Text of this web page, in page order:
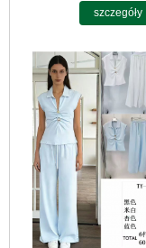
szczegóły